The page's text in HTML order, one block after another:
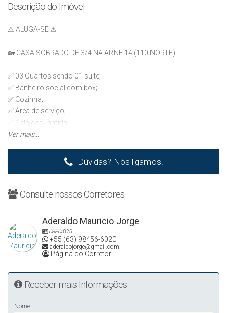
Descrição do Imóvel
⚠ ALUGA-SE ⚠
🏡 CASA SOBRADO DE 3/4 NA ARNE 14 (110 NORTE)
✅ 03 Quartos sendo 01 suíte;
✅ Banheiro social com box;
✅ Cozinha;
✅ Área de serviço;
✅ Sala de tv ampla;
✅ Vaga de garagem para 02 carros;
💰 R$ 3.500,00
☎Para mais detalhes entrar em contato:
(63) 3225-2383
(63) 98456-6019
Creci/TO J2913
Ver mais...
Dúvidas? Nós ligamos!
Consulte nossos Corretores
Aderaldo Mauricio Jorge
CRECI825
+55 (63) 98456-6020
aderaldojorge@gmail.com
Página do Corretor
Receber mais Informações
Nome: